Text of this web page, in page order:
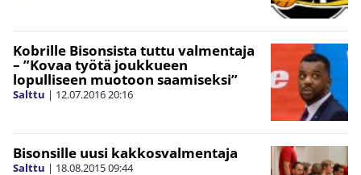
Kobrille Bisonsista tuttu valmentaja
– ”Kovaa työtä joukkueen
lopulliseen muotoon saamiseksi”
Salttu | 12.07.201620:16
Bisonsille uusi kakkosvalmentaja
Salttu | 18.08.201509:44